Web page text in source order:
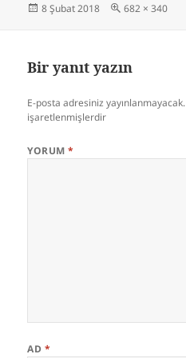
Yayın
8 Şubat 2018
Tam
682 × 340
Bir yanıt yazın
E-posta adresiniz yayınlanmayacak.
işaretlenmişlerdir
YORUM*
AD *